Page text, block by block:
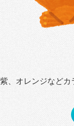
、オレンジなど